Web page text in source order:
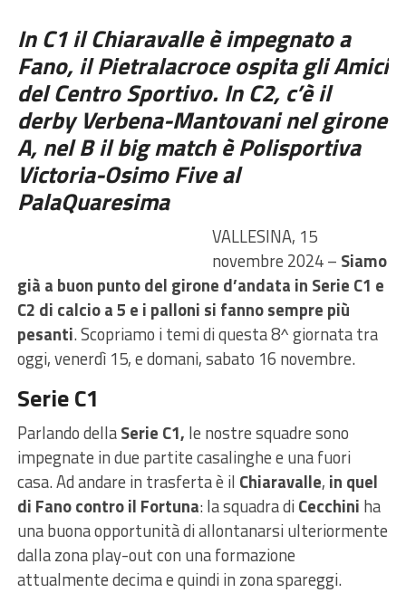
In C1 il Chiaravalle è impegnato a
Fano, il Pietralacroce ospita gli Amici
del Centro Sportivo. In C2, c’è il
derby Verbena-Mantovani nel girone
A, nel B il big match è Polisportiva
Victoria-Osimo Five al
PalaQuaresima
VALLESINA, 15
novembre 2024 – Siamo
già a buon punto del girone d’andata in Serie C1 e
C2 di calcio a 5 e i palloni si fanno sempre più
pesanti. Scopriamo i temi di questa 8^ giornata tra
oggi, venerdì 15, e domani, sabato 16 novembre.
Serie C1
Parlando dellaSerie C1, le nostre squadre sono
impegnate in due partite casalinghe e una fuori
casa. Ad andare in trasferta è il Chiaravalle, in quel
di Fano contro il Fortuna: la squadra diCecchini ha
una buona opportunità di allontanarsi ulteriormente
dalla zona play-out con una formazione
attualmente decima e quindi in zona spareggi.